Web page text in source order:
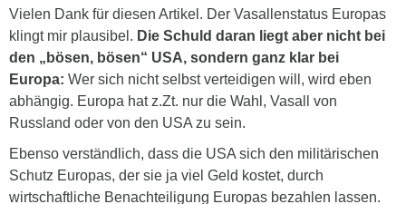
Vielen Dank für diesen Artikel. Der Vasallenstatus Europas
klingt mir plausibel. Die Schuld daran liegt aber nicht bei
den „bösen, bösen“ USA, sondern ganz klar bei
Europa: Wer sich nicht selbst verteidigen will, wird eben
abhängig. Europa hat z.Zt. nur die Wahl, Vasall von
Russland oder von den USA zu sein.
Ebenso verständlich, dass die USA sich den militärischen
Schutz Europas, der sie ja viel Geld kostet, durch
wirtschaftliche Benachteiligung Europas bezahlen lassen.